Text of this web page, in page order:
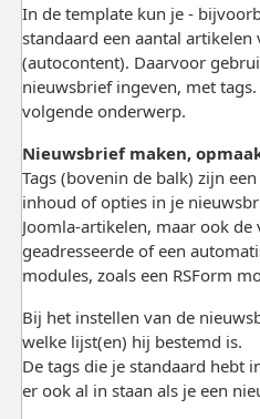
In de template kun je -
standaard een aantal artikelen
(autocontent). Daarvoor
nieuwsbrief ingeven, met
volgende onderwerp.
Nieuwsbrief maken,
Tags (bovenin de balk) zijn
inhoud of opties in je
Joomla-artikelen, maar ook
geadresseerde of een
modules, zoals een RSForm
Bij het instellen van de
welke lijst(en) hij bestemd is.
De tags die je standaard hebt
er ook al in staan als je een